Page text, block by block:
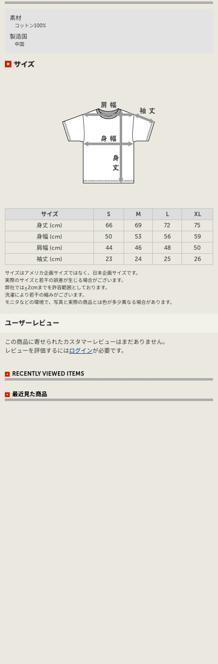
素材
コットン100%
製造国
中国
サイズ S M L
XL
身丈 (cm)
66 69 72
75
身幅 (cm)
50 53 56
59
肩幅 (cm)
44 46 48
50
袖丈 (cm)
23 24 25 26
サイズはアメリカ企画サイズではなく、日本企画サイズです。
実際のサイズと若干の誤差が生じる場合がございます。
弊社では±2cmまでを許容範囲としております。
洗濯により若干の縮みがございます。
モニタなどの環境で、写真と実際の商品とは色が多少異なる場合があります。
ユーザーレビュー
この商品に寄せられたカスタマーレビューはまだありません。
レビューを評価するにはログインが必要です。
RECENTLY VIEWED ITEMS
最近見た商品